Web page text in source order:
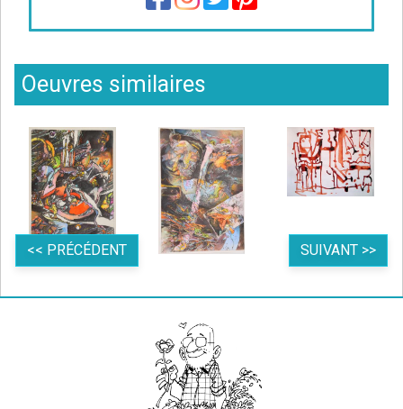
Oeuvres similaires
<< PRÉCÉDENT SUIVANT >>